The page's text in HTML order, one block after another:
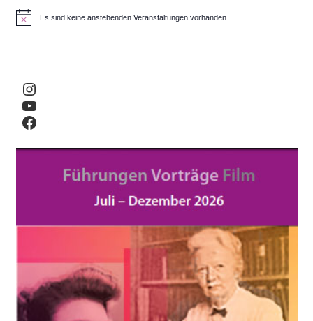
Es sind keine anstehenden Veranstaltungen vorhanden.
Instagram
YouTube
Facebook